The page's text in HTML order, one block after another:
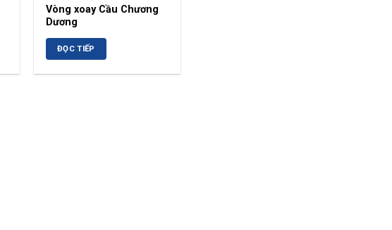
Vòng xoay Cầu Chương
Dương
ĐỌC TIẾP